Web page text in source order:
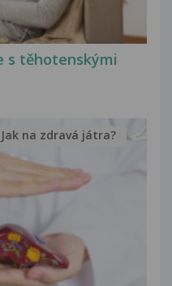
s těhotenskými
Jak na zdravá játra?